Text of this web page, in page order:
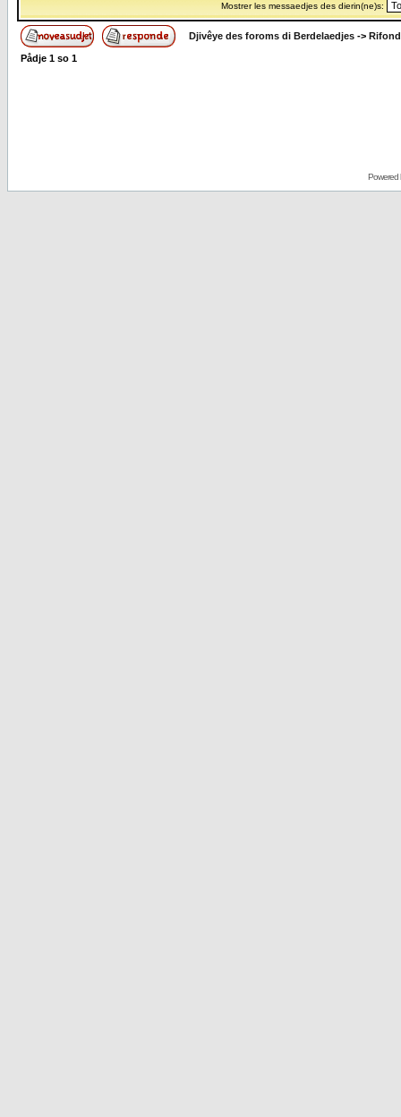
Mostrer les messaedjes des dierin(ne)s:
Djivêye des foroms di Berdelaedjes ->
Pådje 1 so 1
Powered